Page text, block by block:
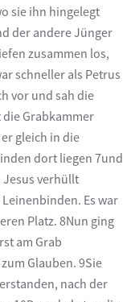
sie ihn hingelegt
der andere Jünger
zusammen los,
schneller als Petrus
vor und sah die
Grabkammer
gleich in die
dort liegen 7und
Jesus verhüllt
Es war
Platz. 8Nun ging
am Grab
Glauben. 9Sie
nach der